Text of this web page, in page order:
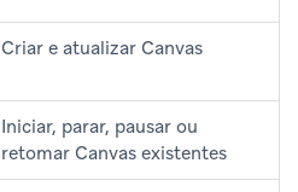
Criar e atualizar Canvas
Iniciar, parar, pausar ou
retomar Canvas existentes